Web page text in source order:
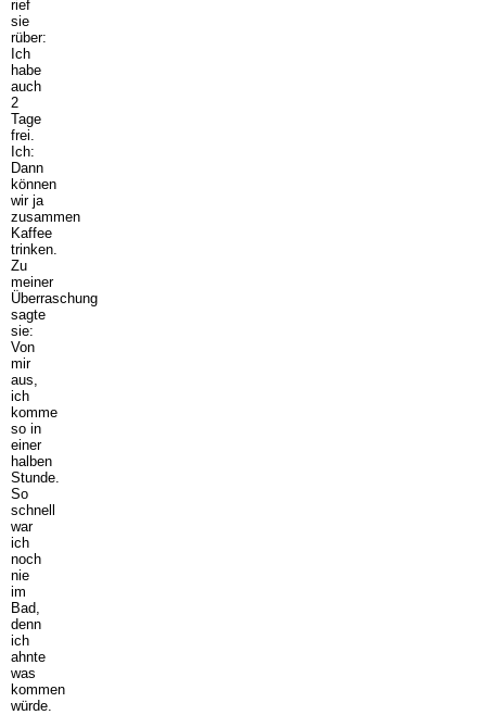
rief
sie
rüber:
Ich
habe
auch
2
Tage
frei.
Ich:
Dann
können
wir ja
zusammen
Kaffee
trinken.
Zu
meiner
Überraschung
sagte
sie:
Von
mir
aus,
ich
komme
so in
einer
halben
Stunde.
So
schnell
war
ich
noch
nie
im
Bad,
denn
ich
ahnte
was
kommen
würde.